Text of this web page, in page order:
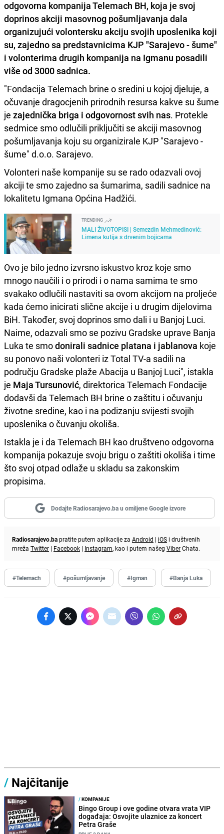
odgovorna kompanijaTelemach BH, koja je svoj
doprinos akciji masovnog pošumljavanja dala
organizujući volontersku akciju svojih uposlenika koji
su, zajedno sa predstavnicima KJP "Sarajevo - šume"
i volonterima drugih kompanija na Igmanu posadili
više od 3000 sadnica.
"Fondacija Telemach brine o sredini u kojoj djeluje, a
očuvanje dragocjenih prirodnih resursa kakve su šume
je zajednička briga i odgovornost svih nas. Protekle
sedmice smo odlučili priključiti se akciji masovnog
pošumljavanja koju su organizirale KJP "Sarajevo -
šume" d.o.o. Sarajevo.
Volonteri naše kompanije su se rado odazvali ovoj
akciji te smo zajedno sa šumarima, sadili sadnice na
lokalitetu Igmana Općina Hadžići.
TRENDING
MALI ŽIVOTOPISI | Semezdin Mehmedinović:
Limena kutija s drvenim bojicama
Ovo je bilo jedno izvrsno iskustvo kroz koje smo
mnogo naučili i o prirodi i o nama samima te smo
svakako odlučili nastaviti sa ovom akcijom na proljeće
kada ćemo inicirati slične akcije i u drugim dijelovima
BiH. Također, svoj doprinos smo dali i u Banjoj Luci.
Naime, odazvali smo se pozivu Gradske uprave Banja
Luka te smodonirali sadnice platana i jablanova koje
su ponovo naši volonteri iz Total TV-a sadili na
području Gradske plaže Abacija u Banjoj Luci", istakla
je Maja Tursunović, direktorica Telemach Fondacije
dodavši da Telemach BH brine o zaštitu i očuvanju
životne sredine, kao i na podizanju svijesti svojih
uposlenika o čuvanju okoliša.
Istakla je i da Telemach BH kao društveno odgovorna
kompanija pokazuje svoju brigu o zaštiti okoliša i time
što svoj otpad odlaže u skladu sa zakonskim
propisima.
Dodajte Radiosarajevo.ba u omiljene Google izvore
Radiosarajevo.bapratite putem aplikacije za Android | iOS i društvenih
mreža Twitter | Facebook | Instagram, kao i putem našeg ViberChata.
#Telemach #pošumljavanje #Igman #Banja Luka
/ Najčitanije
/KOMPANIJE
Bingo Group i ove godine otvara vrata VIP
događaja: Osvojite ulaznice za koncert
Petra Graše